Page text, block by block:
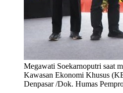
Megawati Soekarnoputri saat
Kawasan Ekonomi Khusus
Denpasar /Dok. Humas